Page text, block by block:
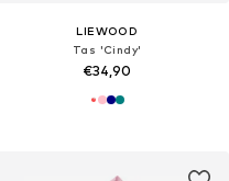
LIEWOOD
Tas 'Cindy'
€34,90